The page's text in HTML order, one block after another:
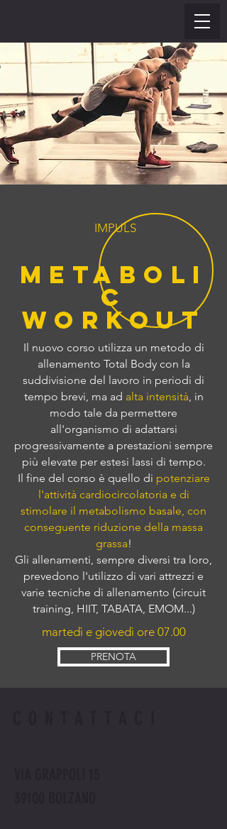
IMPULS
metaboli
c
workout
Il nuovo corso utilizza un metodo di
allenamento Total Body con la
suddivisione del lavoro in periodi di
tempo brevi, ma ad alta intensità, in
modo tale da permettere
all'organismo di adattarsi
progressivamente a prestazioni sempre
più elevate per estesi lassi di tempo.
Il fine del corso è quello di potenziare
l'attività cardiocircolatoria e di
stimolare il metabolismo basale, con
conseguente riduzione della massa
grassa!
Gli allenamenti, sempre diversi tra loro,
prevedono l'utilizzo di vari attrezzi e
varie tecniche di allenamento (circuit
training, HIIT, TABATA, EMOM...)
martedì e giovedì ore 07.00
PRENOTA